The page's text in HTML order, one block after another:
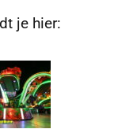
je hier: